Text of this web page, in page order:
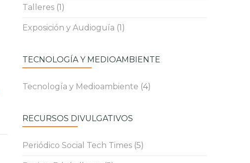
Talleres (1)
Exposición y Audioguía (1)
TECNOLOGÍA Y MEDIOAMBIENTE
Tecnología y Medioambiente (4)
RECURSOS DIVULGATIVOS
Periódico Social Tech Times (5)